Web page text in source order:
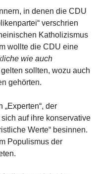
in denen die CDU
verschrien
Katholizismus
wollte die CDU eine
wie auch
sollten, wozu auch
gehörten.
der
auf ihre konservative
Werte“ besinnen.
Populismus der